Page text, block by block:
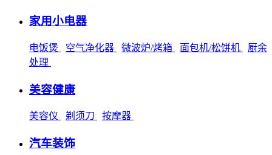
家用小电器
电饭煲 空气净化器 微波炉/烤箱 面包机/松饼机
厨余
处理
美容健康
美容仪 剃须刀 按摩器
汽车装饰